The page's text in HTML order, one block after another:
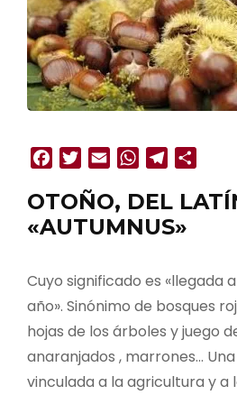
Facebook
Twitter
Email WhatsAppTelegram
OTOÑO, DEL
«AUTUMNUS»
Cuyo significado es «llegada
año». Sinónimo de bosques
hojas de los árboles y juego
anaranjados , marrones…
vinculada a la agricultura y a